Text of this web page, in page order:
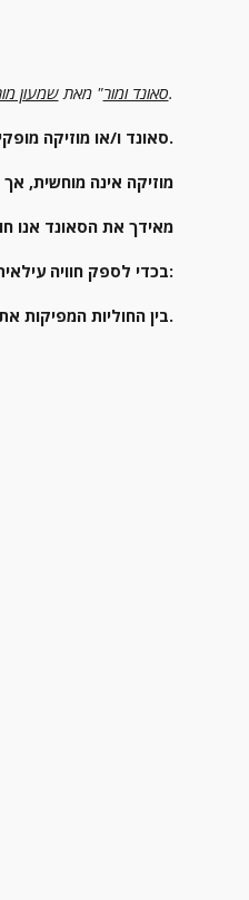
סאונד ומור" מאת שמעון
מומחה אודיו ומעצב סאונד.
סאונד ו/או מוזיקה מופקים מחוליות מקושרות שכולן חשובות, משפיעות ומושפעות עד שאנו חווים.
מוזיקה אינה מוחשית,
מאידך את הסאונד אנו
בכדי לספק חוויה עילאית של הנאה פיזית ורוחנית במקביל, חשוב ביותר לייצור איזון:
בין החוליות המפיקות את הסאונד ובהתאמה למקום ההשמעה, סוג המוזיקה וטעמו של המאזין.